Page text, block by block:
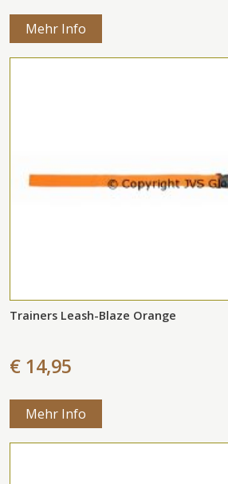
Mehr Info
Trainers Leash-Blaze Orange
€ 14,95
Mehr Info